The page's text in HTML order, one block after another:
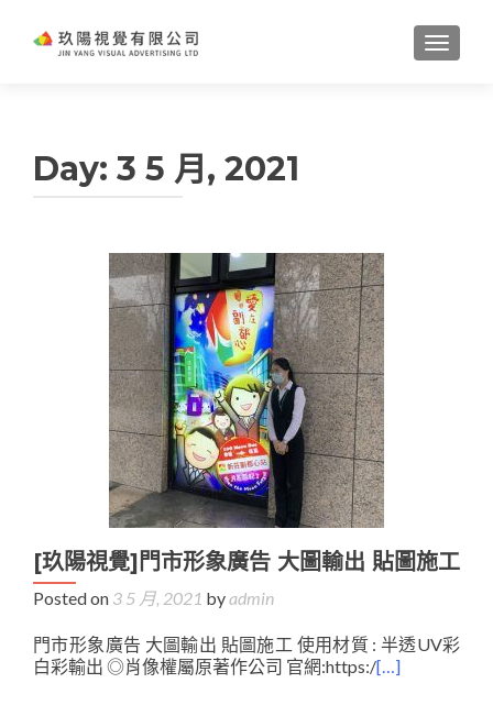
Day: 3 5 月, 2021
[玖陽視覺]門市形象廣告 大圖輸出 貼圖施工
Posted on 3 5 月, 2021 byadmin
門市形象廣告 大圖輸出 貼圖施工 使用材質 : 半透UV彩
白彩輸出 ◎肖像權屬原著作公司 官網:https:/[…]